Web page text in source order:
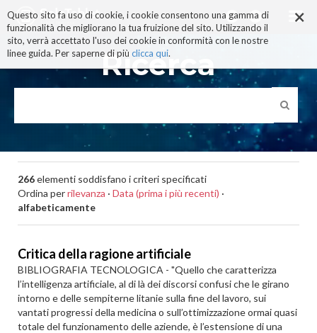
×
Questo sito fa uso di cookie, i cookie consentono una gamma di
funzionalità che migliorano la tua fruizione del sito. Utilizzando il
sito, verrà accettato l'uso dei cookie in conformità con le nostre
linee guida. Per saperne di più clicca qui.
ai
contenuti.
|
alla
navigazione
Ricerca
266elementi soddisfano i criteri specificati
Ordina perrilevanza · Data (prima i più recenti) ·
alfabeticamente
Critica della ragione artificiale
BIBLIOGRAFIA TECNOLOGICA - "Quello che caratterizza
l’intelligenza artificiale, al di là dei discorsi confusi che le girano
intorno e delle sempiterne litanie sulla fine del lavoro, sui
vantati progressi della medicina o sull’ottimizzazione ormai quasi
totale del funzionamento delle aziende, è l’estensione di una